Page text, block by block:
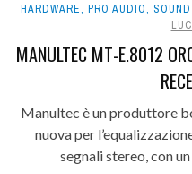
HARDWARE, PRO AUDIO,
MANULTEC MT-E.8012
Manultec è un produttore
nuova per
segnali stereo, con